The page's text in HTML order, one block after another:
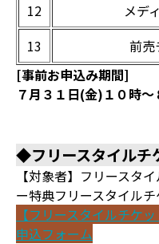
12
メデ
13
前売
[事前お申込み期間]
７月３１日(金)１０時
◆フリースタイルチ
【対象者】フリースタ
ー特典フリースタイル
【フリースタイルチケ
申込フォーム